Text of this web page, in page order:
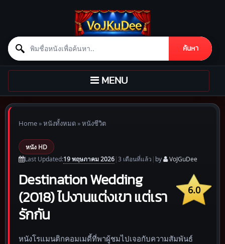
Search for:
ค้นหา
Skip to content
TOGGLE
NAVIGATION
MENU
Home»หนังทั้งหมด»หนังชีวิต
หนัง HD
Last Updated:19 พฤษภาคม 2026|3 เดือนที่แล้ว | by VoJGuDee
6.0
Destination Wedding
(2018) ไปงานแต่งเขา แต่เรา
รักกัน
หนังโรแมนติกคอมเมดี้ที่พาผู้ชมไปเจอกับความสัมพันธ์